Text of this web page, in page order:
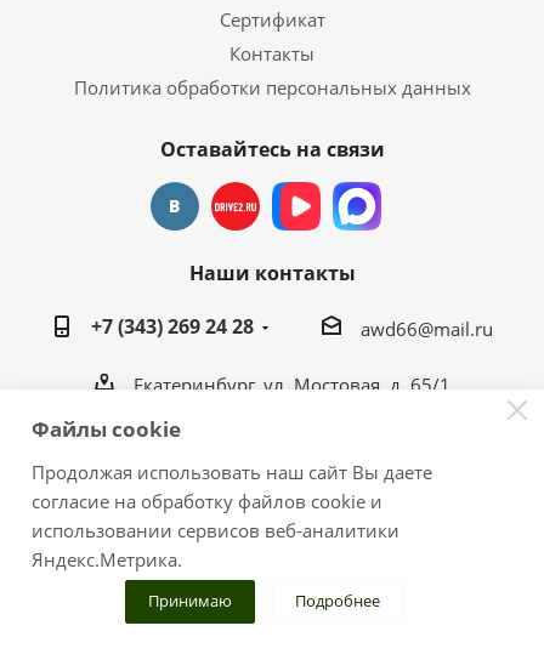
Сертификат
Контакты
Политика обработки персональных данных
Оставайтесь на связи
Наши контакты
+7 (343) 269 24 28
awd66@mail.ru
Екатеринбург, ул. Мостовая, д. 65/1
2026 © Тюнинг-центр "ГаражЪ 4х4"
Публикация размещенных материалов на других
ресурсах только с разрешения администрации сайта.
Файлы cookie
Продолжая использовать наш сайт Вы даете
согласие на обработку файлов cookie и
использовании сервисов веб-аналитики
Яндекс.Метрика.
Принимаю Подробнее